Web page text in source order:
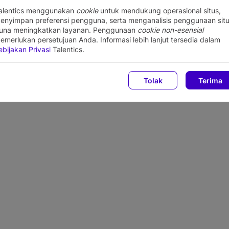
menggunakan cookieuntuk mendukung operasional situs,
preferensi pengguna, serta menganalisis penggunaan
meningkatkan layanan. Penggunaan cookie non-esensial
persetujuan Anda. Informasi lebih lanjut tersedia dalam
Privasi Talentics.
Tolak Terima
this job is no longer exists.
the company has deleted this job opening from their